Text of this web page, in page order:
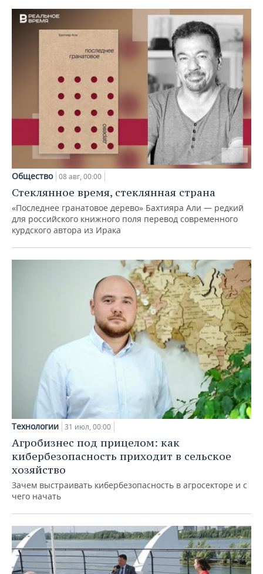
Общество 08 авг, 00:00
Стеклянное время, стеклянная страна
«Последнее гранатовое дерево» Бахтияра Али — редкий
для российского книжного поля перевод современного
курдского автора из Ирака
Технологии 31 июл, 00:00
Агробизнес под прицелом: как
кибербезопасность приходит в сельское
хозяйство
Зачем выстраивать кибербезопасность в агросекторе и с
чего начать